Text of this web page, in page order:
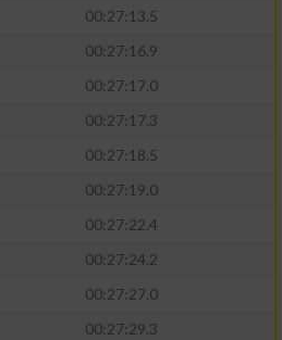
00:27:13.5
00:27:16.9
00:27:17.0
00:27:17.3
00:27:18.5
00:27:19.0
00:27:22.4
00:27:24.2
00:27:27.0
00:27:29.3